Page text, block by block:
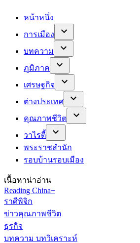
หน้าหนึ่ง
การเมือง
บทความ
ภูมิภาค
เศรษฐกิจ
ต่างประเทศ
คุณภาพชีวิต
วาไรตี้
พระราชสำนัก
รอบบ้านรอบเมือง
เนื้อหาน่าอ่าน
Reading China+
ราศีพิจิก
ข่าวคุณภาพชีวิต
ธุรกิจ
บทความ บทวิเคราะห์